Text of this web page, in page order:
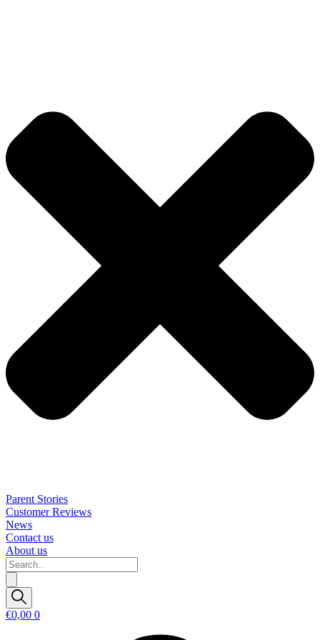
Parent Stories
Customer Reviews
News
Contact us
About us
Search..
€0,00 0